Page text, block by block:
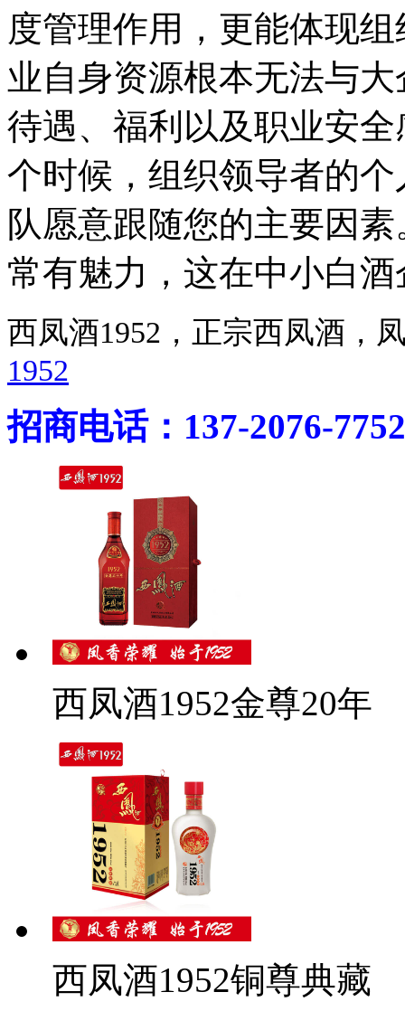
度管理作用，更能体现
业自身资源根本无法与
待遇、福利以及职业安
个时候，组织领导者的
队愿意跟随您的主要因
常有魅力，这在中小白
西凤酒1952，正宗西凤酒
1952
招商电话：137-2076-7752
西凤酒1952金尊20年
西凤酒1952铜尊典藏